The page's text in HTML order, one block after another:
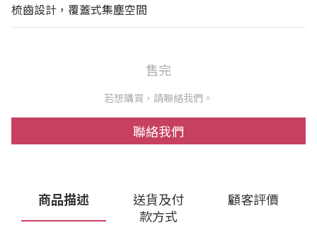
梳齒設計，覆蓋式集塵空間
售完
若想購買，請聯絡我們。
聯絡我們
商品描述
送貨及付
款方式
顧客評價